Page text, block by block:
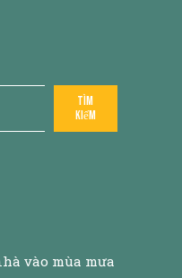
Tìm
kiếm
vào mùa mưa